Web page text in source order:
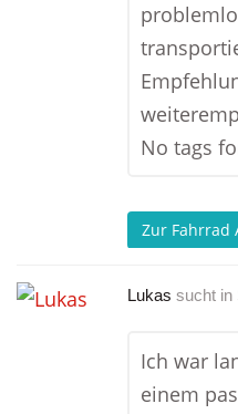
No tags
Zur Fahrrad
Lukas sucht in
Ich war
einem